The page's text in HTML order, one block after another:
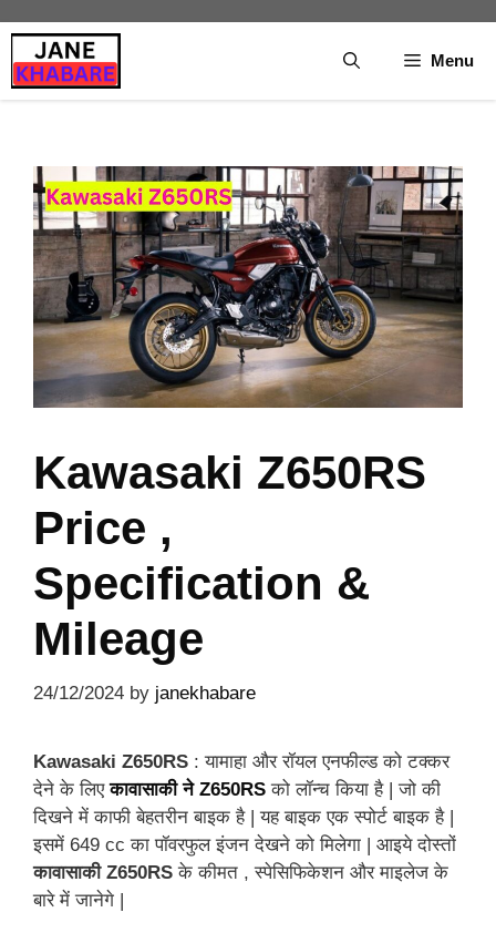
to
content
Menu
Kawasaki Z650RS
Price ,
Specification &
Mileage
24/12/2024 by janekhabare
Kawasaki Z650RS : यामाहा और रॉयल एनफील्ड को टक्कर
देने के लिएकावासाकी ने Z650RS को लॉन्च किया है | जो की
दिखने में काफी बेहतरीन बाइक है | यह बाइक एक स्पोर्ट बाइक है |
इसमें 649 cc का पॉवरफुल इंजन देखने को मिलेगा | आइये दोस्तों
कावासाकी Z650RS के कीमत , स्पेसिफिकेशन और माइलेज के
बारे में जानेगे |